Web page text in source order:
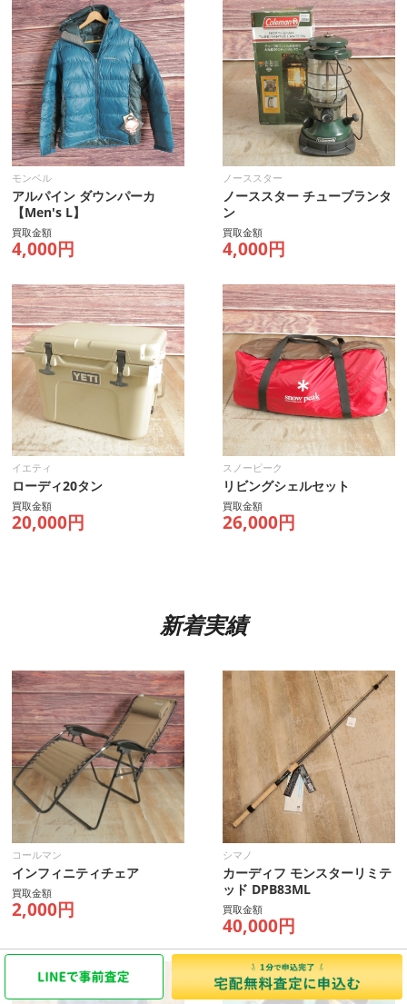
モンベル
アルパイン ダウンパーカ
【Men's L】
買取金額
4,000円
ノーススター
ノーススター チューブランタ
ン
買取金額
4,000円
イエティ
ローディ20タン
買取金額
20,000円
スノーピーク
リビングシェルセット
買取金額
26,000円
新着実績
コールマン
インフィニティチェア
買取金額
2,000円
シマノ
カーディフ モンスターリミテ
ッド DPB83ML
買取金額
40,000円